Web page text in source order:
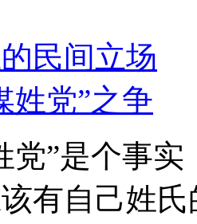
民间立场
党”之争
党”是个事
有自己姓